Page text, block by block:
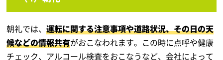
朝礼では、運転に関する注意事項や道路状況、その日の天
候などの情報共有がおこなわれます。この時に点呼や健康
チェック、アルコール検査をおこなうなど、会社によって